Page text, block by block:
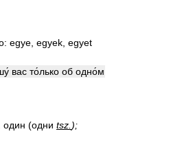
egye, egyek, egyet
вас то́лько об одно́м
один (одни tsz. );